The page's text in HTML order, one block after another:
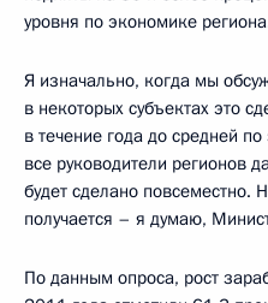
уровня по экономике
Я изначально, когда мы
в некоторых субъектах это
в течение года до средней
все руководители регионов
будет сделано повсеместно.
получается – я думаю,
По данным опроса, рост